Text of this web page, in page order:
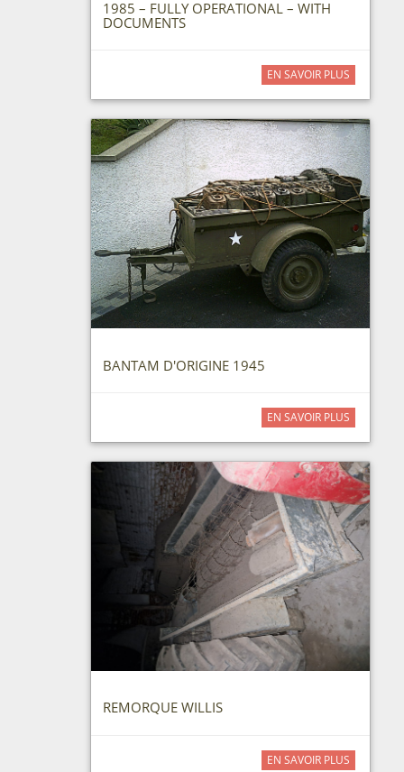
1985 – FULLY OPERATIONAL – WITH
DOCUMENTS
EN SAVOIR PLUS
BANTAM D'ORIGINE 1945
EN SAVOIR PLUS
REMORQUE WILLIS
EN SAVOIR PLUS